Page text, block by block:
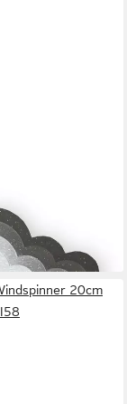
Windspiele
Aufhängung,
20cm